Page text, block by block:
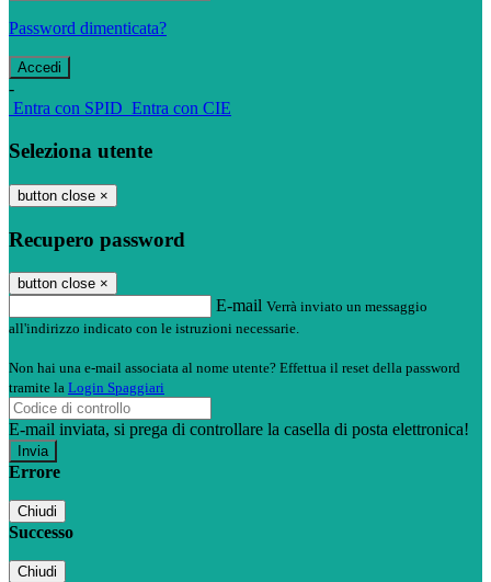
Password dimenticata?
-
Entra con SPID Entra con CIE
Seleziona utente
button close ×
Recupero password
button close ×
E-mail Verrà inviato un messaggio
all'indirizzo indicato con le istruzioni necessarie.
Non hai una e-mail associata al nome utente? Effettua il reset della password
tramite la Login Spaggiari
E-mail inviata, si prega di controllare la casella di posta elettronica!
Errore
Chiudi
Successo
Chiudi